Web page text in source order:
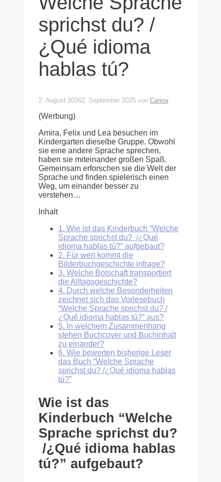
sprichst du? /
¿Qué idioma
hablas tú?
2. August 20262. September 2025 von Carina
(Werbung)
Amira, Felix und Lea besuchen im
Kindergarten dieselbe Gruppe. Obwohl
sie eine andere Sprache sprechen,
haben sie miteinander großen Spaß.
Gemeinsam erforschen sie die Welt der
Sprache und finden spielerisch einen
Weg, um einander besser zu
verstehen…
Inhalt
1. Wie ist das Kinderbuch “Welche
Sprache sprichst du? /¿Qué
idioma hablas tú?” aufgebaut?
2. Für wen kommt die
Bilderbuchgeschichte infrage?
3. Welche Botschaft transportiert
die Alltagsgeschichte?
4. Durch welche Besonderheiten
zeichnet sich das Vorlesebuch
“Welche Sprache sprichst du? /
¿Qué idioma hablas tú?” aus?
5. In welchem Zusammenhang
stehen Buchcover und Buchinhalt
zu einander?
6. Wie bewerten bisherige Leser
das Buch “Welche Sprache
sprichst du? /¿Qué idioma hablas
tú?”
Wie ist das
Kinderbuch “Welche
Sprache sprichst du?
/¿Qué idioma hablas
tú?” aufgebaut?